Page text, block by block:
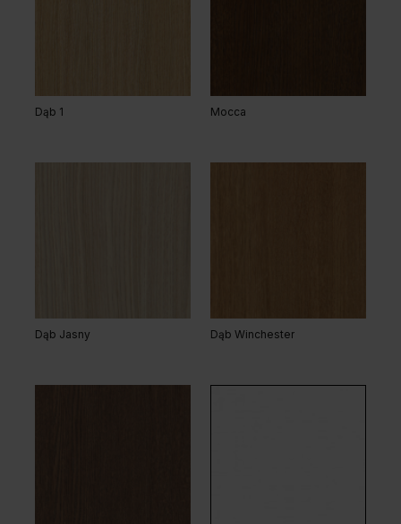
Dąb 1 Mocca
Dąb Jasny Dąb Winchester